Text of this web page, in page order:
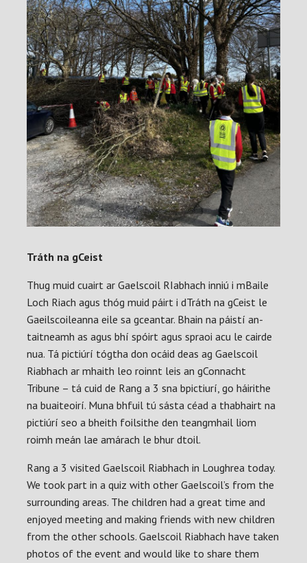
Tráth na gCeist
Thug muid cuairt ar Gaelscoil RIabhach inniú i mBaile
Loch Riach agus thóg muid páirt i dTráth na gCeist le
Gaeilscoileanna eile sa gceantar. Bhain na páistí an-
taitneamh as agus bhí spóirt agus spraoi acu le cairde
nua. Tá pictiúrí tógtha don ocáid deas ag Gaelscoil
Riabhach ar mhaith leo roinnt leis an gConnacht
Tribune – tá cuid de Rang a 3 sna bpictiurí, go háirithe
na buaiteoirí. Muna bhfuil tú sásta céad a thabhairt na
pictiúrí seo a bheith foilsithe den teangmhail liom
roimh meán lae amárach le bhur dtoil.
Rang a 3 visited Gaelscoil Riabhach in Loughrea today.
We took part in a quiz with other Gaelscoil’s from the
surrounding areas. The children had a great time and
enjoyed meeting and making friends with new children
from the other schools. Gaelscoil Riabhach have taken
photos of the event and would like to share them